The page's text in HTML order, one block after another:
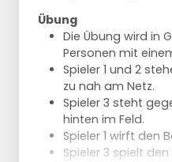
Übung
Die Übung wird in
Personen mit
Spieler 1 und 2
zu nah am Netz.
Spieler 3 steht
hinten im Feld.
Spieler 1 wirft den
Spieler 3 spielt